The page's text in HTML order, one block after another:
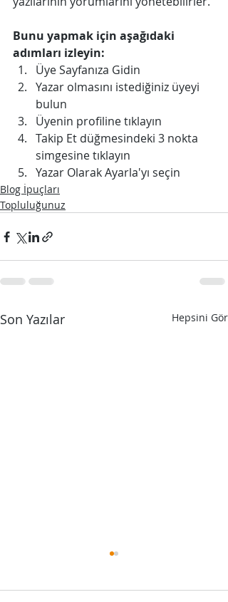
Bunu yapmak için aşağıdaki
adımları izleyin:
Üye Sayfanıza Gidin
Yazar olmasını istediğiniz üyeyi
bulun
Üyenin profiline tıklayın
Takip Et düğmesindeki 3 nokta
simgesine tıklayın
Yazar Olarak Ayarla'yı seçin
Blog İpuçları
Topluluğunuz
Son Yazılar Hepsini Gör